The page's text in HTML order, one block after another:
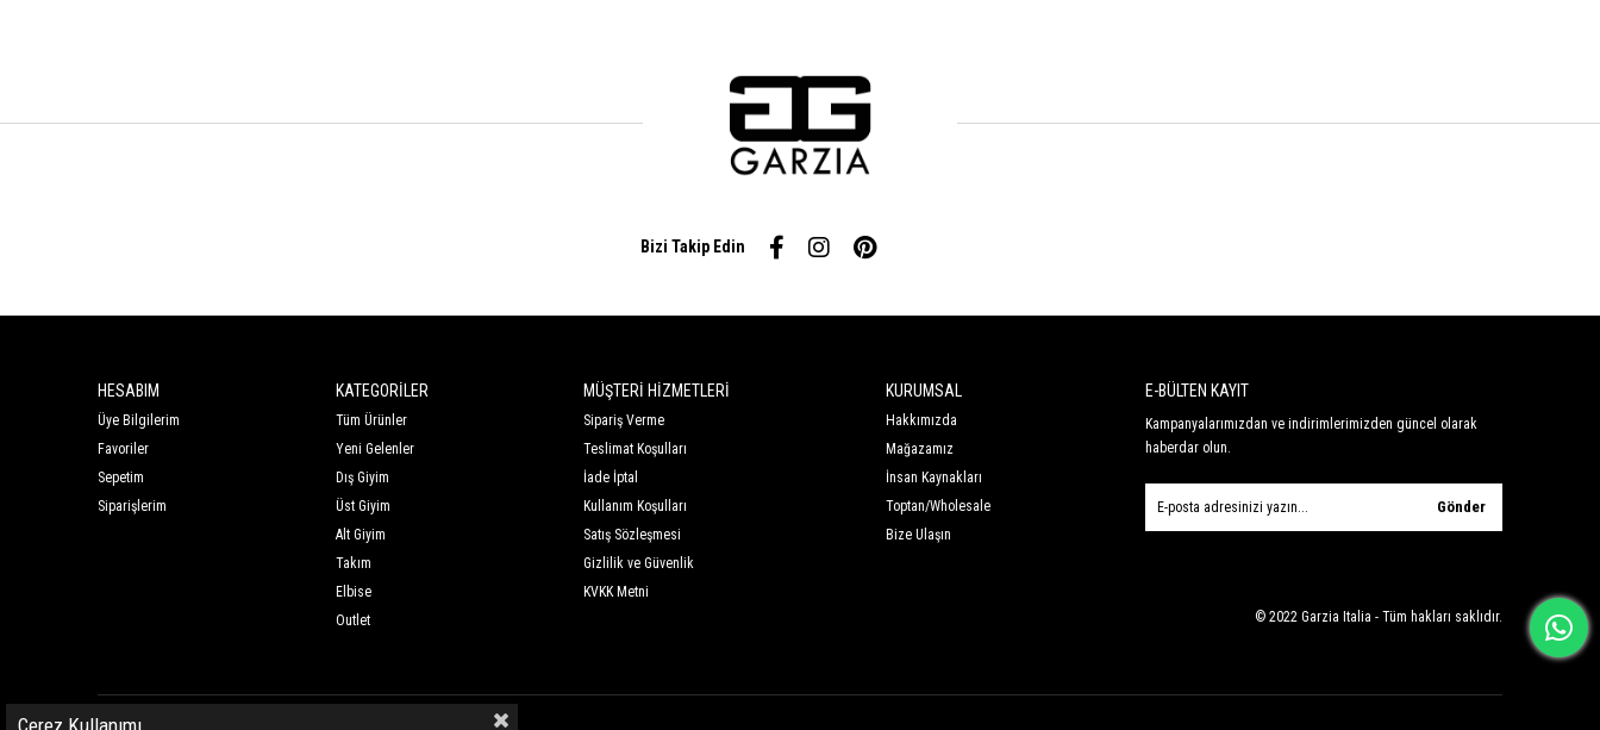
Bizi Takip Edin
HESABIM
Üye Bilgilerim
Favoriler
Sepetim
Siparişlerim
KATEGORİLER
Tüm Ürünler
Yeni Gelenler
Dış Giyim
Üst Giyim
Alt Giyim
Takım
Elbise
Outlet
MÜŞTERİ HİZMETLERİ
Sipariş Verme
Teslimat Koşulları
İade İptal
Kullanım Koşulları
Satış Sözleşmesi
Gizlilik ve Güvenlik
KVKK Metni
KURUMSAL
Hakkımızda
Mağazamız
İnsan Kaynakları
Toptan/Wholesale
Bize Ulaşın
E-BÜLTEN KAYIT
Kampanyalarımızdan ve indirimlerimizden güncel olarak
haberdar olun.
Gönder
© 2022 Garzia Italia - Tüm hakları saklıdır.
Çerez Kullanımı